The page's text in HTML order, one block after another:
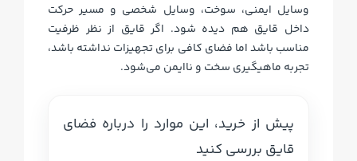
وسایل ایمنی، سوخت، وسایل شخصی و مسیر حرکت
داخل قایق هم دیده شود. اگر قایق از نظر ظرفیت
مناسب باشد اما فضای کافی برای تجهیزات نداشته باشد،
تجربه ماهیگیری سخت و ناایمن می‌شود.
پیش از خرید، این موارد را درباره فضای
قایق بررسی کنید